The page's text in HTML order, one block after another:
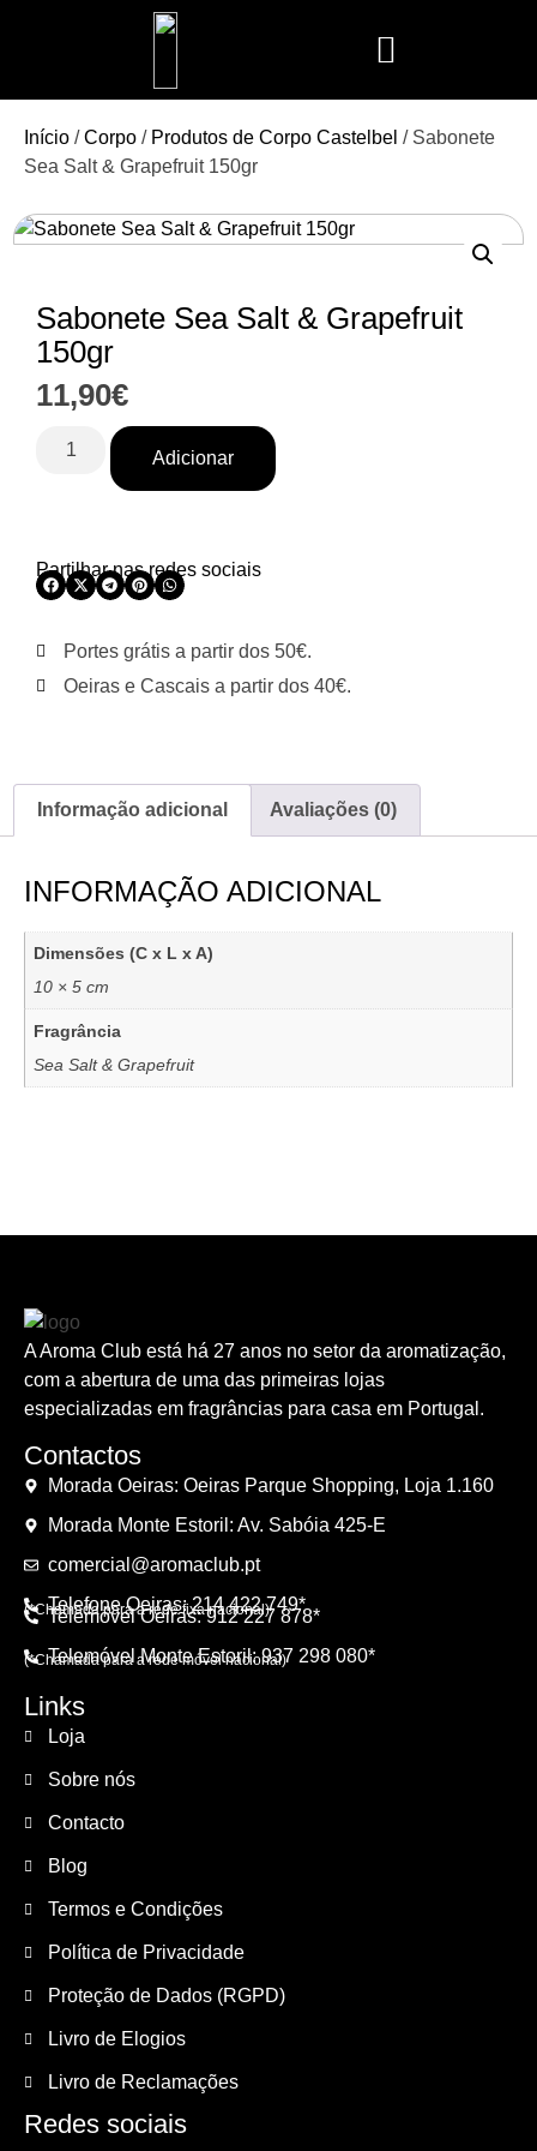
Início /Corpo / Produtos de Corpo Castelbel / Sabonete
Sea Salt & Grapefruit 150gr
Sabonete Sea Salt & Grapefruit
150gr
11,90€
Adicionar
Partilhar nas redes sociais
Portes grátis a partir dos 50€.
Oeiras e Cascais a partir dos 40€.
Informação adicional Avaliações (0)
INFORMAÇÃO ADICIONAL
Dimensões (C x L x A)
10 × 5 cm
Fragrância
Sea Salt & Grapefruit
A Aroma Club está há 27 anos no setor da aromatização,
com a abertura de uma das primeiras lojas
especializadas em fragrâncias para casa em Portugal.
Contactos
Morada Oeiras: Oeiras Parque Shopping, Loja 1.160
Morada Monte Estoril: Av. Sabóia 425-E
comercial@aromaclub.pt
Telefone Oeiras: 214 422 749*
(*Chamada para a rede fixa nacional)
Telemóvel Oeiras: 912 227 878*
Telemóvel Monte Estoril: 937 298 080*
(*Chamada para a rede móvel nacional)
Links
Loja
Sobre nós
Contacto
Blog
Termos e Condições
Política de Privacidade
Proteção de Dados (RGPD)
Livro de Elogios
Livro de Reclamações
Redes sociais